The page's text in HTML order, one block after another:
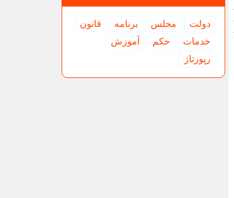
دولت مجلس برنامه
قانون
خدمات
حكم
آموزش
رپورتاژ